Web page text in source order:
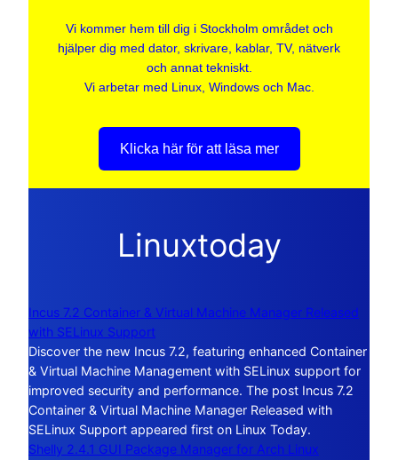
Vi kommer hem till dig i Stockholm området och
hjälper dig med dator, skrivare, kablar, TV, nätverk
och annat tekniskt.
Vi arbetar med Linux, Windows och Mac.
Klicka här för att läsa mer
Linuxtoday
Incus 7.2 Container & Virtual Machine Manager Released
with SELinux Support
Discover the new Incus 7.2, featuring enhanced Container
& Virtual Machine Management with SELinux support for
improved security and performance. The post Incus 7.2
Container & Virtual Machine Manager Released with
SELinux Support appeared first on Linux Today.
Shelly 2.4.1 GUI Package Manager for Arch Linux